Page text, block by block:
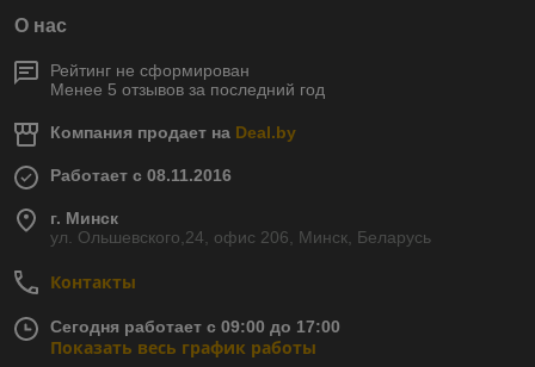
О нас
Рейтинг не сформирован
Менее 5 отзывов за последний год
Компания продает на Deal.by
Работает с 08.11.2016
г. Минск
ул. Ольшевского,24, офис 206, Минск, Беларусь
Контакты
Сегодня работает с 09:00 до 17:00
Показать весь график работы